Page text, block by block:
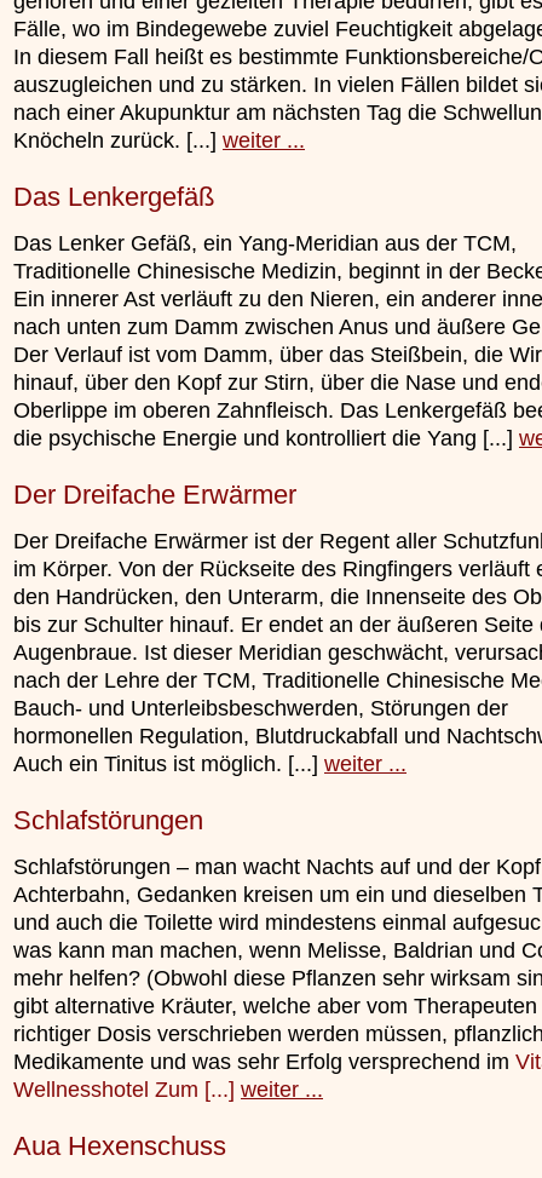
Fälle, wo im Bindegewebe zuviel Feuchtigkeit
In diesem Fall heißt es bestimmte Funktionsbereiche/
auszugleichen und zu stärken. In vielen Fällen bildet
nach einer Akupunktur am nächsten Tag die
Knöcheln zurück. [...] weiter ...
Das Lenkergefäß
Das Lenker Gefäß, ein Yang-Meridian aus der TCM,
Traditionelle Chinesische Medizin, beginnt in der
Ein innerer Ast verläuft zu den Nieren, ein anderer
nach unten zum Damm zwischen Anus und äußere
Der Verlauf ist vom Damm, über das Steißbein, die
hinauf, über den Kopf zur Stirn, über die Nase und
Oberlippe im oberen Zahnfleisch. Das Lenkergefäß
die psychische Energie und kontrolliert die Yang [...]
Der Dreifache Erwärmer
Der Dreifache Erwärmer ist der Regent aller
im Körper. Von der Rückseite des Ringfingers verläuft
den Handrücken, den Unterarm, die Innenseite des
bis zur Schulter hinauf. Er endet an der äußeren Seite
Augenbraue. Ist dieser Meridian geschwächt,
nach der Lehre der TCM, Traditionelle Chinesische
Bauch- und Unterleibsbeschwerden, Störungen der
hormonellen Regulation, Blutdruckabfall und
Auch ein Tinitus ist möglich. [...] weiter ...
Schlafstörungen
Schlafstörungen – man wacht Nachts auf und der
Achterbahn, Gedanken kreisen um ein und dieselben
und auch die Toilette wird mindestens einmal
was kann man machen, wenn Melisse, Baldrian und
mehr helfen? (Obwohl diese Pflanzen sehr wirksam
gibt alternative Kräuter, welche aber vom Therapeuten
richtiger Dosis verschrieben werden müssen,
Medikamente und was sehr Erfolg versprechend im
Wellnesshotel Zum [...] weiter ...
Aua Hexenschuss